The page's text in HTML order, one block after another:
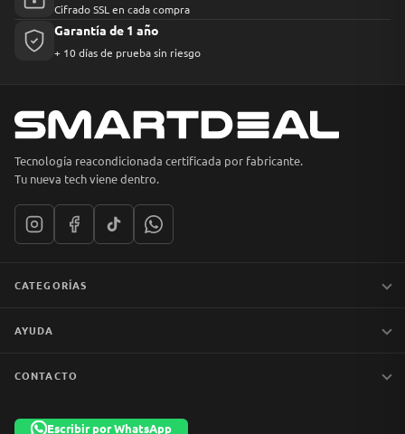
Cifrado SSL en cada compra
Garantía de 1 año
+ 10 días de prueba sin riesgo
Tecnología reacondicionada certificada por fabricante.
Tu nueva tech viene dentro.
CATEGORÍAS
AYUDA
CONTACTO
Las Condes, Santiago
Escribir por WhatsApp